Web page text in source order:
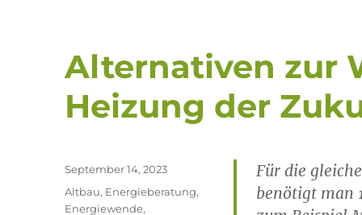
Alternativen zur
Heizung der
Für die
benötigt man
Veröffentlicht
am
September 14, 2023
Kategorien
Altbau, Energieberatung,
Energiewende,